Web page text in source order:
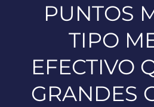
PUNTOS
TIPO
EFECTIVO
GRANDES